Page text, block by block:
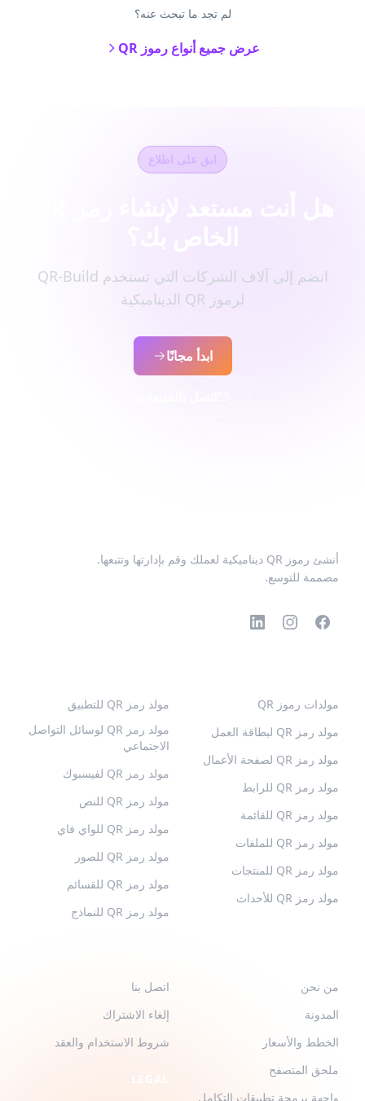
لم تجد ما تبحث عنه؟
عرض جميع أنواع رموز QR
ابق على اطلاع
انضم إلى آلاف الشركات التي تستخدم QR-Build
لرموز QR الديناميكية
ابدأ مجانًا
أنشئ رموز QR ديناميكية لعملك وقم بإدارتها وتتبعها.
مصممة للتوسع.
مولدات رموز QR
مولد رمز QR لبطاقة العمل
مولد رمز QR لصفحة الأعمال
مولد رمز QR للرابط
مولد رمز QR للقائمة
مولد رمز QR للملفات
مولد رمز QR للمنتجات
مولد رمز QR للأحداث
مولد رمز QR للتطبيق
مولد رمز QR لوسائل التواصل
الاجتماعي
مولد رمز QR لفيسبوك
مولد رمز QR للنص
مولد رمز QR للواي فاي
مولد رمز QR للصور
مولد رمز QR للقسائم
مولد رمز QR للنماذج
من نحن
المدونة
الخطط والأسعار
ملحق المتصفح
واجهة برمجة تطبيقات التكامل
اتصل بنا
إلغاء الاشتراك
شروط الاستخدام والعقد